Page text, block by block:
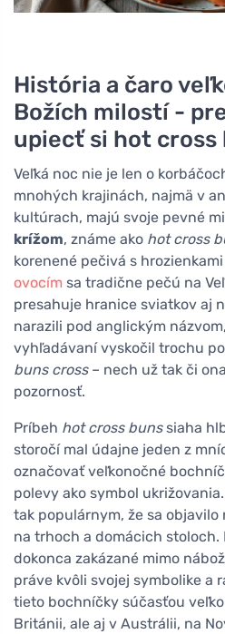
História a čaro
Božích milostí -
upiecť si hot cross
Veľká noc nie je len o
mnohých krajinách, najmä v
kultúrach, majú svoje pevné
krížom, známe ako hot cross
korenené pečivá s
ovocím sa tradične pečú na
presahuje hranice sviatkov aj
narazili pod anglickým
vyhľadávaní vyskočil trochu
buns cross– nech už tak či
pozornosť.
Príbeh hot cross bunssiaha
storočí mal údajne jeden z
označovať veľkonočné
polevy ako symbol
tak populárnym, že sa objavilo
na trhoch a domácich stoloch.
dokonca zakázané mimo
práve kvôli svojej symbolike a
tieto bochníčky súčasťou
Británii, ale aj v Austrálii, na